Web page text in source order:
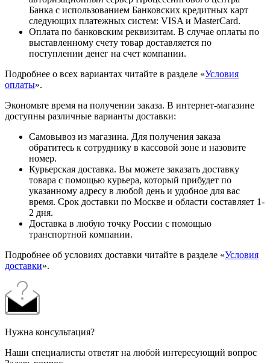
Банка с использованием Банковских кредитных карт
следующих платежных систем: VISA и MasterCard.
Оплата по банковским реквизитам. В случае оплаты по
выставленному счету товар доставляется по
поступлении денег на счет компании.
Подробнее о всех вариантах читайте в разделе «Условия
оплаты».
Экономьте время на получении заказа. В интернет-магазине
доступны различные варианты доставки:
Самовывоз из магазина. Для получения заказа
обратитесь к сотруднику в кассовой зоне и назовите
номер.
Курьерская доставка. Вы можете заказать доставку
товара с помощью курьера, который прибудет по
указанному адресу в любой день и удобное для вас
время. Срок доставки по Москве и области составляет 1-
2 дня.
Доставка в любую точку России с помощью
транспортной компании.
Подробнее об условиях доставки читайте в разделе «Условия
доставки».
Нужна консультация?
Наши специалисты ответят на любой интересующий вопрос